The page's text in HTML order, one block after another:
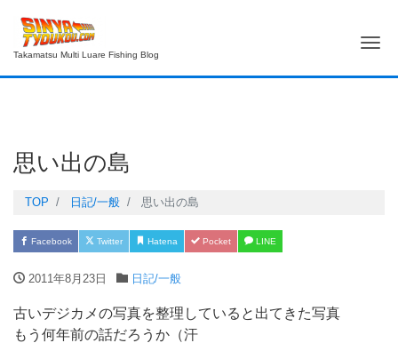
Takamatsu Multi Luare Fishing Blog
思い出の島
TOP 日記/一般 思い出の島
Facebook Twitter Hatena Pocket LINE
2011年8月23日 日記/一般
古いデジカメの写真を整理していると出てきた写真
もう何年前の話だろうか（汗